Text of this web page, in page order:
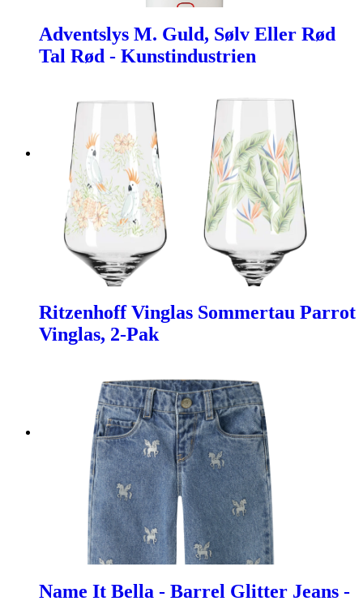
Adventslys M. Guld, Sølv Eller Rød
Tal Rød - Kunstindustrien
Ritzenhoff Vinglas Sommertau Parrot
Vinglas, 2-Pak
Name It Bella - Barrel Glitter Jeans -